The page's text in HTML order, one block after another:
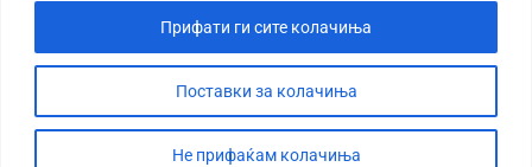
Поставки за колачиња
Не прифаќам колачиња
Прифати ги сите колачиња
СТОРИЈА
ДЕБАТА